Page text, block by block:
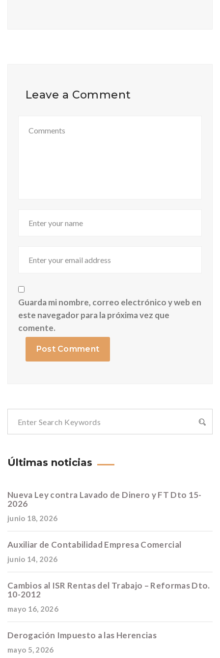
Leave a Comment
Guarda mi nombre, correo electrónico y web en
este navegador para la próxima vez que
comente.
Últimas noticias
Nueva Ley contra Lavado de Dinero y FT Dto 15-
2026
junio 18, 2026
Auxiliar de Contabilidad Empresa Comercial
junio 14, 2026
Cambios al ISR Rentas del Trabajo – Reformas Dto.
10-2012
mayo 16, 2026
Derogación Impuesto a las Herencias
mayo 5, 2026